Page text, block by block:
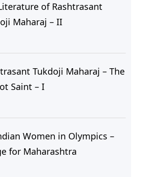
of Rashtrasant
Maharaj – II
Tukdoji Maharaj – The
Saint – I
Women in Olympics –
for Maharashtra